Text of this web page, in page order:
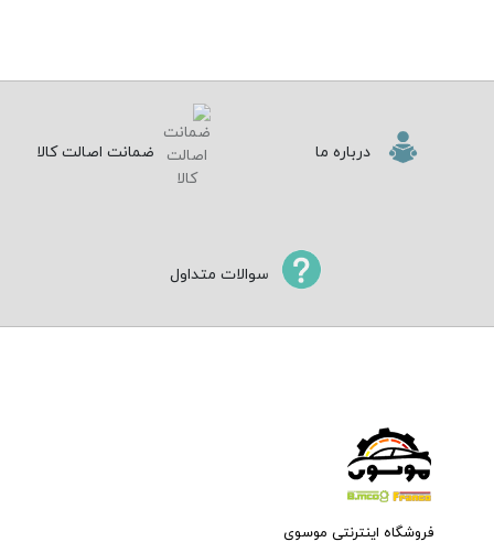
درباره ما ضمانت اصالت کالا
سوالات متداول
فروشگاه اینترنتی موسوی